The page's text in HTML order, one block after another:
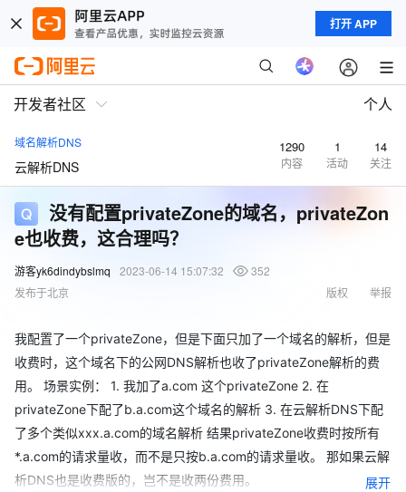
打开 APP
开发者社区 个人
域名解析DNS
云解析DNS
1290
内容
1
活动
14
关注
没有配置privateZone的域名，privateZon
e也收费，这合理吗？
游客yk6dindybslmq 2023-06-14 15:07:32
352
发布于北京
举报
版权
我配置了一个privateZone，但是下面只加了一个域名的解析，但是
收费时，这个域名下的公网DNS解析也收了privateZone解析的费
用。 场景实例： 1. 我加了a.com 这个privateZone 2. 在
privateZone下配了b.a.com这个域名的解析 3. 在云解析DNS下配
了多个类似xxx.a.com的域名解析 结果privateZone收费时按所有
*.a.com的请求量收，而不是只按b.a.com的请求量收。 那如果云解
析DNS也是收费版的，岂不是收两份费用。
展开